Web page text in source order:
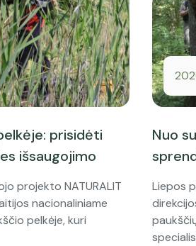
prisidėti
išsaugojimo
projekto NATURALIT
nacionaliniame
pelkėje, kuri
Nuo
Liepos